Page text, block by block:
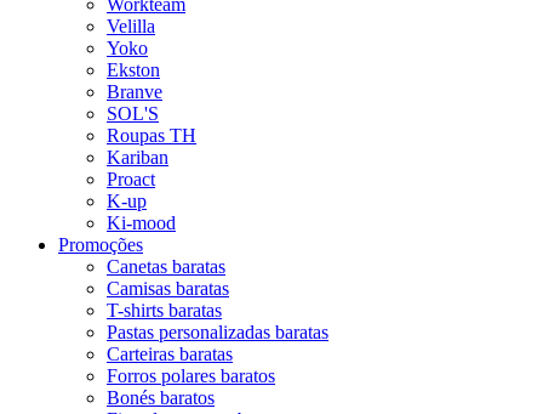
Velilla
Yoko
Ekston
Branve
SOL'S
Roupas TH
Kariban
Proact
K-up
Ki-mood
Promoções
Canetas baratas
Camisas baratas
T-shirts baratas
Pastas personalizadas baratas
Carteiras baratas
Forros polares baratos
Bonés baratos